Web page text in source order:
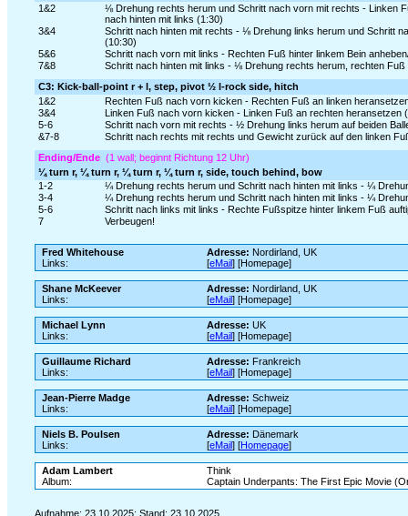
1&2
⅛ Drehung rechts herum und Schritt nach vorn mit rechts - Linken
nach hinten mit links (1:30)
3&4
Schritt nach hinten mit rechts - ⅛ Drehung links herum und Schritt
(10:30)
5&6
Schritt nach vorn mit links - Rechten Fuß hinter linkem Bein
7&8
Schritt nach hinten mit links - ⅛ Drehung rechts herum, rechten
C3: Kick-ball-point r + l, step, pivot ½ l-rock side, hitch
1&2
Rechten Fuß nach vorn kicken - Rechten Fuß an linken
3&4
Linken Fuß nach vorn kicken - Linken Fuß an rechten
5-6
Schritt nach vorn mit rechts - ½ Drehung links herum auf beiden
&7-8
Schritt nach rechts mit rechts und Gewicht zurück auf den linken
Ending/Ende (1 wall; beginnt Richtung 12 Uhr)
¼ turn r, ¼ turn r, ¼ turn r, ¼ turn r, side, touch behind, bow
1-2
¼ Drehung rechts herum und Schritt nach hinten mit links - ¼
3-4
¼ Drehung rechts herum und Schritt nach hinten mit links - ¼
5-6
Schritt nach links mit links - Rechte Fußspitze hinter linkem Fuß
7
Verbeugen!
Fred Whitehouse Adresse: Nordirland, UK
Links:
[eMail] [Homepage]
Shane McKeever Adresse: Nordirland, UK
Links:
[eMail] [Homepage]
Michael Lynn Adresse: UK
Links:
[eMail] [Homepage]
Guillaume Richard Adresse: Frankreich
Links:
[eMail] [Homepage]
Jean-Pierre Madge Adresse: Schweiz
Links:
[eMail] [Homepage]
Niels B. Poulsen Adresse: Dänemark
Links:
[eMail] [Homepage]
Adam Lambert
Think
Album:
Captain Underpants: The First Epic Movie
Aufnahme: 23.10.2025; Stand: 23.10.2025